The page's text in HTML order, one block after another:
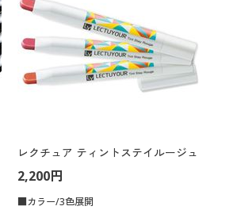
レクチュア ティントステイルージュ
2,200円
■カラー/3色展開